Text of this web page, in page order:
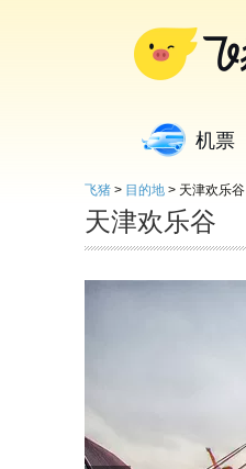
机票
飞猪 > 目的地 > 天津欢乐谷
天津欢乐谷